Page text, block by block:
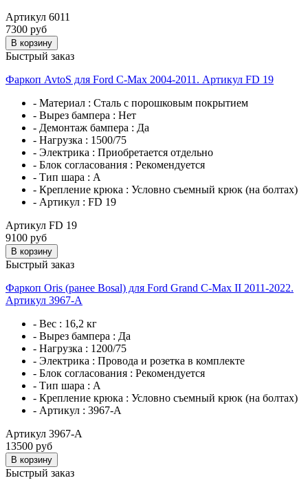
Артикул 6011
7300 руб
В корзину
Быстрый заказ
Фаркоп AvtoS для Ford C-Max 2004-2011. Артикул FD 19
- Материал : Сталь с порошковым покрытием
- Вырез бампера : Нет
- Демонтаж бампера : Да
- Нагрузка : 1500/75
- Электрика : Приобретается отдельно
- Блок согласования : Рекомендуется
- Тип шара : A
- Крепление крюка : Условно съемный крюк (на болтах)
- Артикул : FD 19
Артикул FD 19
9100 руб
В корзину
Быстрый заказ
Фаркоп Oris (ранее Bosal) для Ford Grand C-Max II 2011-2022.
Артикул 3967-A
- Вес : 16,2 кг
- Вырез бампера : Да
- Нагрузка : 1200/75
- Электрика : Провода и розетка в комплекте
- Блок согласования : Рекомендуется
- Тип шара : A
- Крепление крюка : Условно съемный крюк (на болтах)
- Артикул : 3967-A
Артикул 3967-A
13500 руб
В корзину
Быстрый заказ